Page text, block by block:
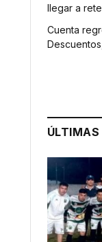
llegar a
Cuenta